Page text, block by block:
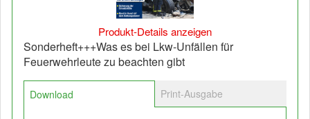
Produkt-Details anzeigen
Sonderheft+++Was es bei Lkw-Unfällen für
Feuerwehrleute zu beachten gibt
Download Print-Ausgabe